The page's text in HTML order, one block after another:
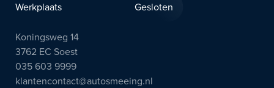
Werkplaats
Gesloten
Koningsweg 14
3762 EC Soest
035 603 9999
klantencontact@autosmeeing.nl